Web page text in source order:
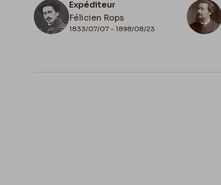
Expéditeur
Félicien Rops
1833/07/07 - 1898/08/23